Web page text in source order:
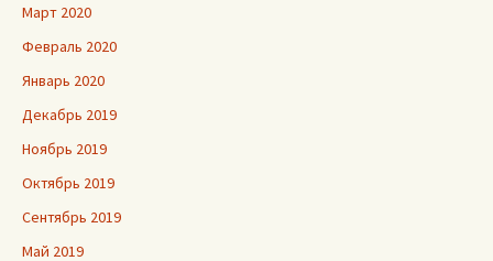
Март 2020
Февраль 2020
Январь 2020
Декабрь 2019
Ноябрь 2019
Октябрь 2019
Сентябрь 2019
Май 2019